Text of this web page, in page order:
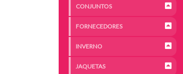
CONJUNTOS
FORNECEDORES
INVERNO
JAQUETAS